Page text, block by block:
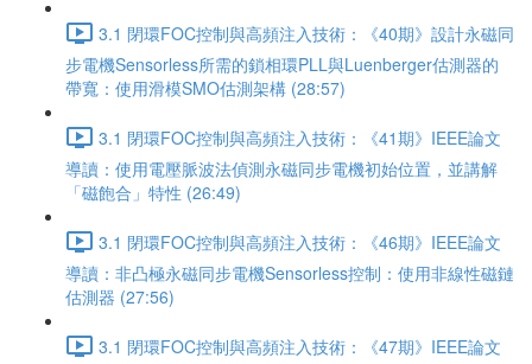
3.1 閉環FOC控制與高頻注入技術：《40期》設計永磁同
步電機Sensorless所需的鎖相環PLL與Luenberger估測器的
帶寬：使用滑模SMO估測架構 (28:57)
3.1 閉環FOC控制與高頻注入技術：《41期》IEEE論文
導讀：使用電壓脈波法偵測永磁同步電機初始位置，並講解
「磁飽合」特性 (26:49)
3.1 閉環FOC控制與高頻注入技術：《46期》IEEE論文
導讀：非凸極永磁同步電機Sensorless控制：使用非線性磁鏈
估測器 (27:56)
3.1 閉環FOC控制與高頻注入技術：《47期》IEEE論文